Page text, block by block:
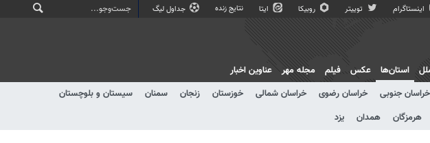
اینستاگرام توییتر روبیکا ایتا نتایج زنده جداول لیگ
استان‌ها
خراسان جنوبی خراسان رضوی خراسان شمالی خوزستان زنجان سمنان
سیستان و بلوچستان
هرمزگان همدان یزد
عکس فیلم مجله مهر عناوین اخبار